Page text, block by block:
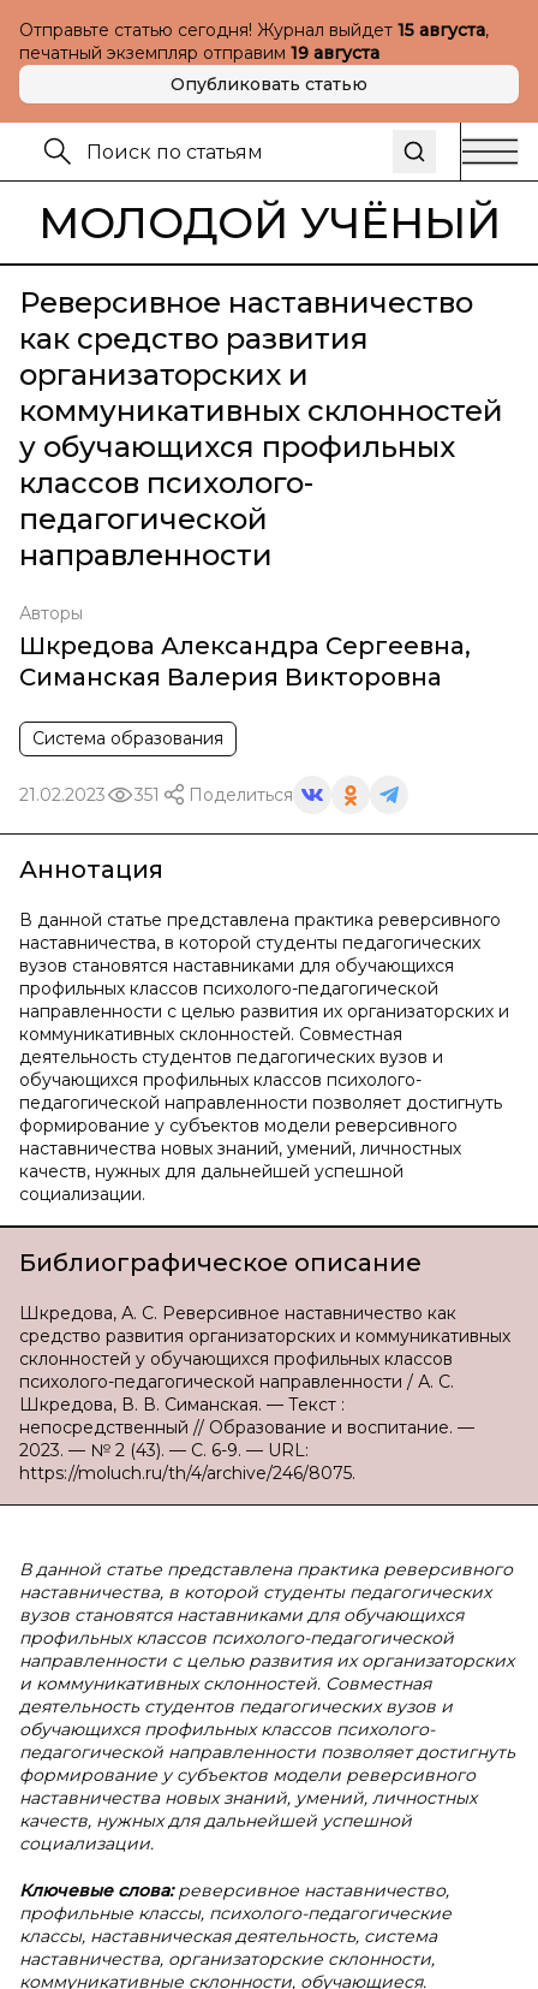
Отправьте статью сегодня! Журнал выйдет 15 августа,
печатный экземпляр отправим 19 августа
Опубликовать статью
МОЛОДОЙ УЧЁНЫЙ
Реверсивное наставничество
как средство развития
организаторских и
коммуникативных склонностей
у обучающихся профильных
классов психолого-
педагогической
направленности
Авторы
Шкредова Александра Сергеевна,
Симанская Валерия Викторовна
Система образования
21.02.2023 351 Поделиться
Аннотация
В данной статье представлена практика реверсивного
наставничества, в которой студенты педагогических
вузов становятся наставниками для обучающихся
профильных классов психолого-педагогической
направленности с целью развития их организаторских и
коммуникативных склонностей. Совместная
деятельность студентов педагогических вузов и
обучающихся профильных классов психолого-
педагогической направленности позволяет достигнуть
формирование у субъектов модели реверсивного
наставничества новых знаний, умений, личностных
качеств, нужных для дальнейшей успешной
социализации.
Библиографическое описание
Шкредова, А. С. Реверсивное наставничество как
средство развития организаторских и коммуникативных
склонностей у обучающихся профильных классов
психолого-педагогической направленности / А. С.
Шкредова, В. В. Симанская. — Текст :
непосредственный // Образование и воспитание. —
2023. — № 2 (43). — С. 6-9. — URL:
https://moluch.ru/th/4/archive/246/8075.
В данной статье представлена практика реверсивного
наставничества, в которой студенты педагогических
вузов становятся наставниками для обучающихся
профильных классов психолого-педагогической
направленности с целью развития их организаторских
и коммуникативных склонностей. Совместная
деятельность студентов педагогических вузов и
обучающихся профильных классов психолого-
педагогической направленности позволяет достигнуть
формирование у субъектов модели реверсивного
наставничества новых знаний, умений, личностных
качеств, нужных для дальнейшей успешной
социализации.
Ключевые слова:реверсивное наставничество,
профильные классы, психолого-педагогические
классы, наставническая деятельность, система
наставничества, организаторские склонности,
коммуникативные склонности, обучающиеся.